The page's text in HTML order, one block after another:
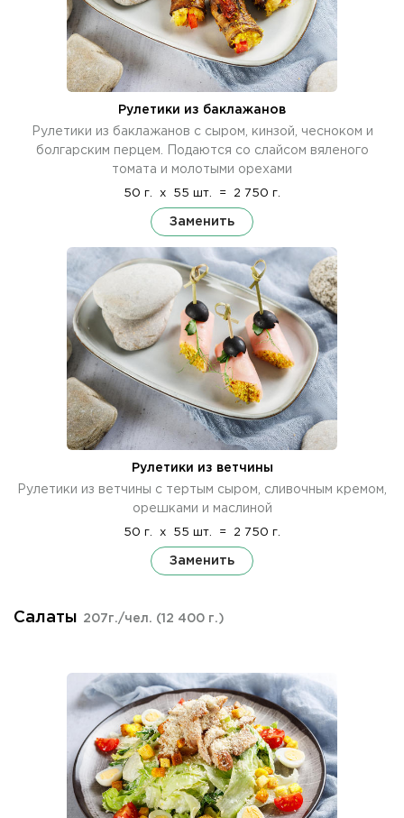
Рулетики из баклажанов
Рулетики из баклажанов с сыром, кинзой, чесноком и
болгарским перцем. Подаются со слайсом вяленого
томата и молотыми орехами
50 г. x 55 шт. = 2 750 г.
Заменить
Рулетики из ветчины
Рулетики из ветчины с тертым сыром, сливочным кремом,
орешками и маслиной
50 г. x 55 шт. = 2 750 г.
Заменить
Салаты 207г./чел. (12 400 г.)